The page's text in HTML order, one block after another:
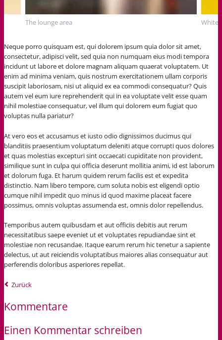
The lounge area
Neque porro quisquam est, qui dolorem ipsum quia dolor sit amet,
consectetur, adipisci velit, sed quia non numquam eius modi tempora
incidunt ut labore et dolore magnam aliquam quaerat voluptatem. Ut
enim ad minima veniam, quis nostrum exercitationem ullam corporis
suscipit laboriosam, nisi ut aliquid ex ea commodi consequatur? Quis
autem vel eum iure reprehenderit qui in ea voluptate velit esse quam
nihil molestiae consequatur, vel illum qui dolorem eum fugiat quo
voluptas nulla pariatur?
At vero eos et accusamus et iusto odio dignissimos ducimus qui
blanditiis praesentium voluptatum deleniti atque corrupti quos dolores
et quas molestias excepturi sint occaecati cupiditate non provident,
similique sunt in culpa qui officia deserunt mollitia animi, id est laborum
et dolorum fuga. Et harum quidem rerum facilis est et expedita
distinctio. Nam libero tempore, cum soluta nobis est eligendi optio
cumque nihil impedit quo minus id quod maxime placeat facere
possimus, omnis voluptas assumenda est, omnis dolor repellendus.
Temporibus autem quibusdam et aut officiis debitis aut rerum
necessitatibus saepe eveniet ut et voluptates repudiandae sint et
molestiae non recusandae. Itaque earum rerum hic tenetur a sapiente
delectus, ut aut reiciendis voluptatibus maiores alias consequatur aut
perferendis doloribus asperiores repellat.
Zurück
Kommentare
Einen Kommentar schreiben